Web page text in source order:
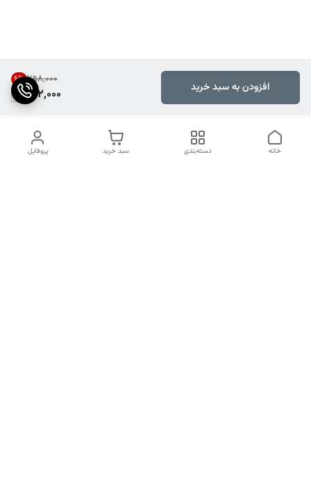
۲۵۸٬۰۰۰ 6%
242,000 افزودن به سبد خرید
پروفایل سبد خرید دسته‌بندی خانه